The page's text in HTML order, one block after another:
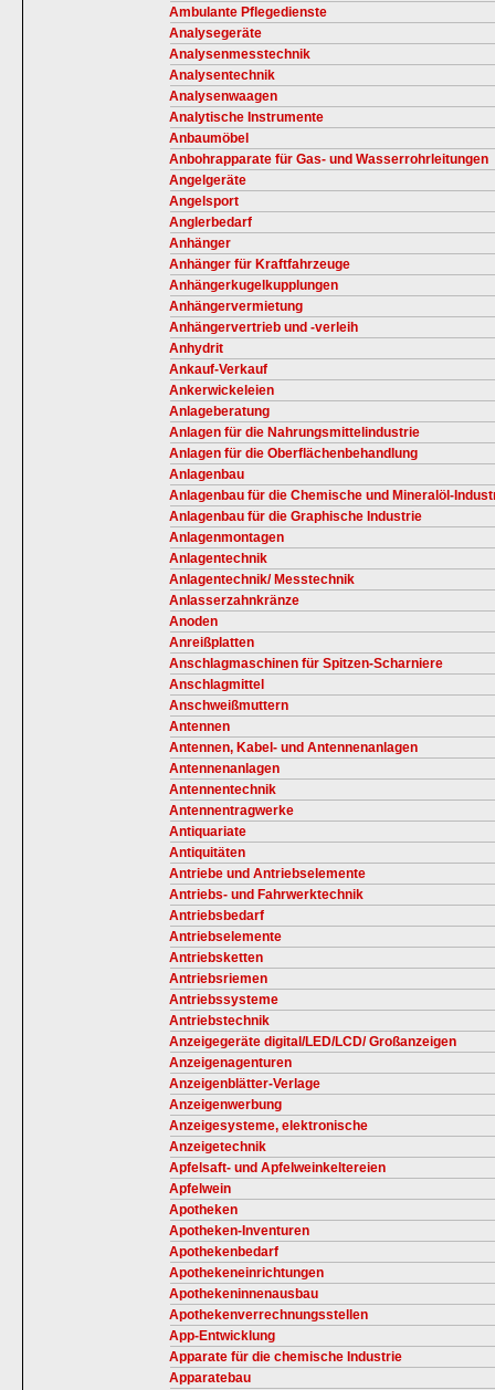
Ambulante Pflegedienste
Analysegeräte
Analysenmesstechnik
Analysentechnik
Analysenwaagen
Analytische Instrumente
Anbaumöbel
Anbohrapparate für Gas- und Wasserrohrleitungen
Angelgeräte
Angelsport
Anglerbedarf
Anhänger
Anhänger für Kraftfahrzeuge
Anhängerkugelkupplungen
Anhängervermietung
Anhängervertrieb und -verleih
Anhydrit
Ankauf-Verkauf
Ankerwickeleien
Anlageberatung
Anlagen für die Nahrungsmittelindustrie
Anlagen für die Oberflächenbehandlung
Anlagenbau
Anlagenbau für die Chemische und Mineralöl-
Anlagenbau für die Graphische Industrie
Anlagenmontagen
Anlagentechnik
Anlagentechnik/ Messtechnik
Anlasserzahnkränze
Anoden
Anreißplatten
Anschlagmaschinen für Spitzen-Scharniere
Anschlagmittel
Anschweißmuttern
Antennen
Antennen, Kabel- und Antennenanlagen
Antennenanlagen
Antennentechnik
Antennentragwerke
Antiquariate
Antiquitäten
Antriebe und Antriebselemente
Antriebs- und Fahrwerktechnik
Antriebsbedarf
Antriebselemente
Antriebsketten
Antriebsriemen
Antriebssysteme
Antriebstechnik
Anzeigegeräte digital/LED/LCD/ Großanzeigen
Anzeigenagenturen
Anzeigenblätter-Verlage
Anzeigenwerbung
Anzeigesysteme, elektronische
Anzeigetechnik
Apfelsaft- und Apfelweinkeltereien
Apfelwein
Apotheken
Apotheken-Inventuren
Apothekenbedarf
Apothekeneinrichtungen
Apothekeninnenausbau
Apothekenverrechnungsstellen
App-Entwicklung
Apparate für die chemische Industrie
Apparatebau